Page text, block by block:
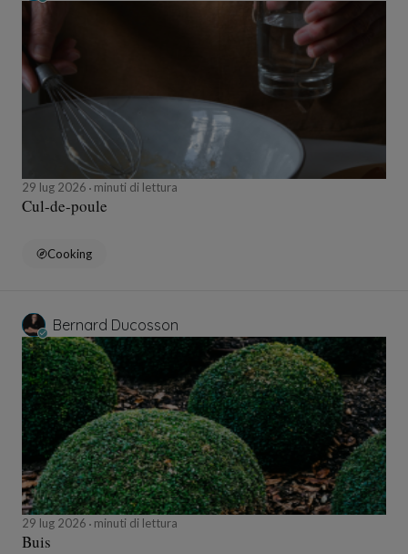
29 lug 2026 minuti di lettura
Cul-de-poule
Cooking
Bernard Ducosson
29 lug 2026 minuti di lettura
Buis